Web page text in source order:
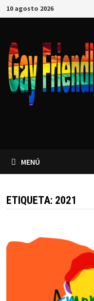
10 agosto 2026
MENÚ
ETIQUETA: 2021